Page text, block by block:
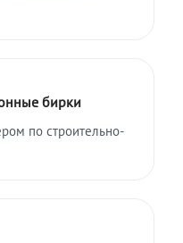
бирки
по строительно-